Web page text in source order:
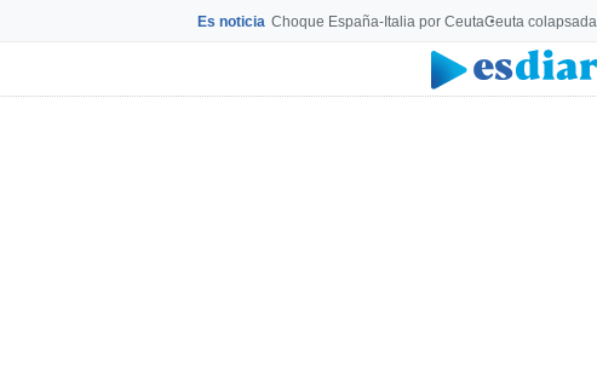
Es noticia Choque España-Italia por CeutaCeuta colapsada